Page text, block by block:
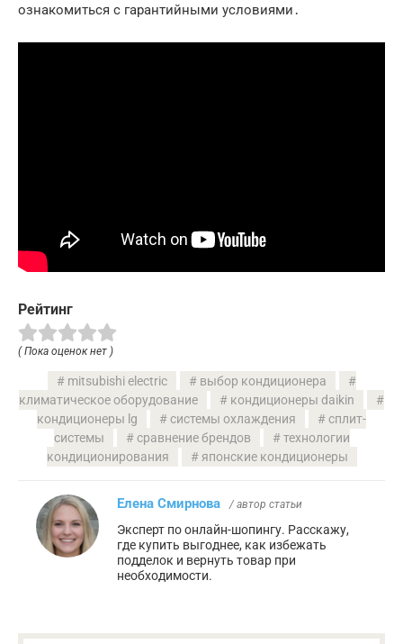
ознакомиться с гарантийными условиями․
Рейтинг
( Пока оценок нет )
mitsubishi electric
выбор кондиционера
климатическое оборудование
кондиционеры daikin
кондиционеры lg
системы охлаждения
сплит-
системы
сравнение брендов
технологии
кондиционирования
японские кондиционеры
Елена Смирнова / автор статьи
Эксперт по онлайн-шопингу. Расскажу,
где купить выгоднее, как избежать
подделок и вернуть товар при
необходимости.